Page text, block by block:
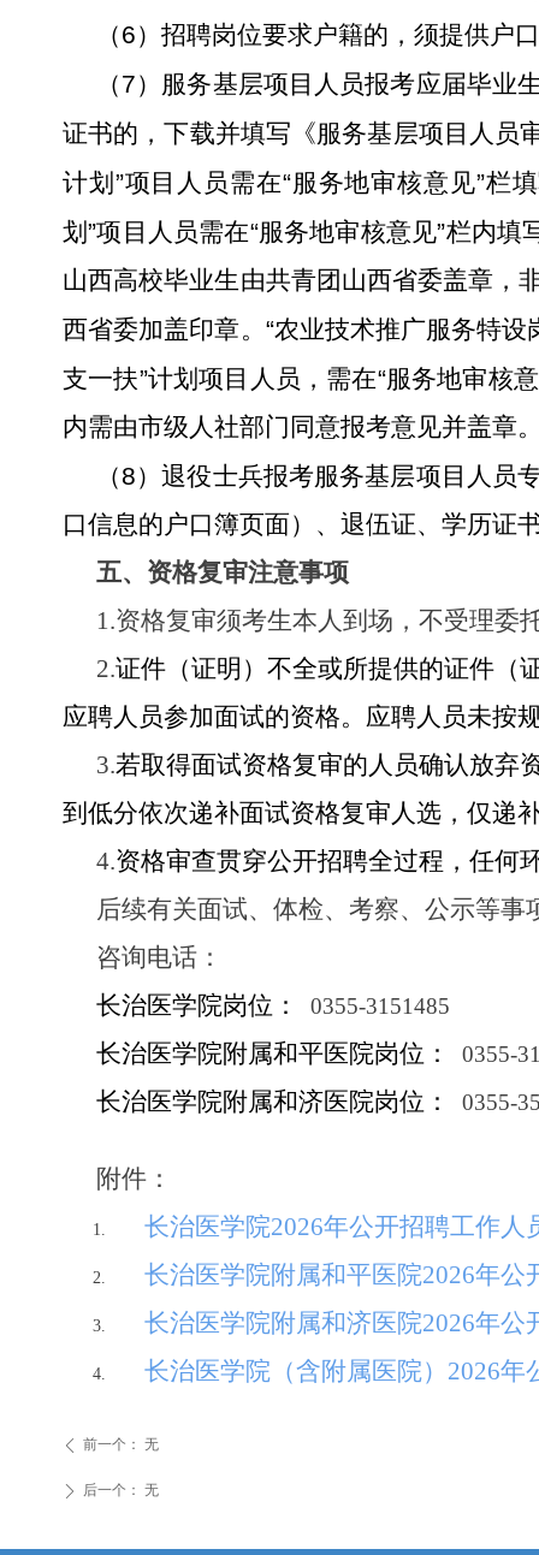
（6）招聘岗位要求户籍的，须提供户
（7）服务基层项目人员报考应届毕业
证书的，下载并填写《服务基层项目人员
计划 ”项目人员需在“服务地审核意见”栏
划”项目人员需在“服务地审核意见”栏内填
山西高校毕业生由共青团山西省委盖章，
西省委加盖印章。 “农业技术推广服务特设
支一扶”计划项目人员，需在“服务地审核
内需由市级人社部门同意报考意见并盖章
（8）退役士兵报考服务基层项目人员
口信息的户口簿页面）、退伍证、学历证
五、资格复审注意事项
1.资格复审须考生本人到场，不受理委
2.证件（证明）不全或所提供的证件（
应聘人员参加面试的资格。应聘人员未按
3.若取得面试资格复审的人员确认放弃
到低分依次递补面试资格复审人选，仅递
4.资格审查贯穿公开招聘全过程，任何
后续有关面试、体检、考察、公示等事
咨询电话：
长治医学院岗位：
0355-3151485
长治医学院附属和平医院岗位： 0355-
长治医学院附属和济医院岗位： 0355-
附件：
长治医学院2026年公开招聘工作人
长治医学院附属和平医院2026年公
长治医学院附属和济医院2026年公
长治医学院 （含附属医院） 2026年
ꄴ 前一个： 无
ꄲ 后一个： 无